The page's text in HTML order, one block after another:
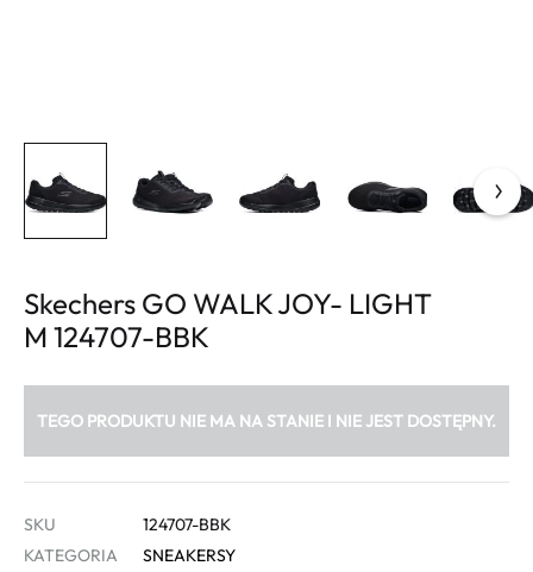
Skechers GO WALK JOY- LIGHT
M 124707-BBK
TEGO PRODUKTU NIE MA NA STANIE I NIE JEST DOSTĘPNY.
SKU
124707-BBK
KATEGORIA
SNEAKERSY